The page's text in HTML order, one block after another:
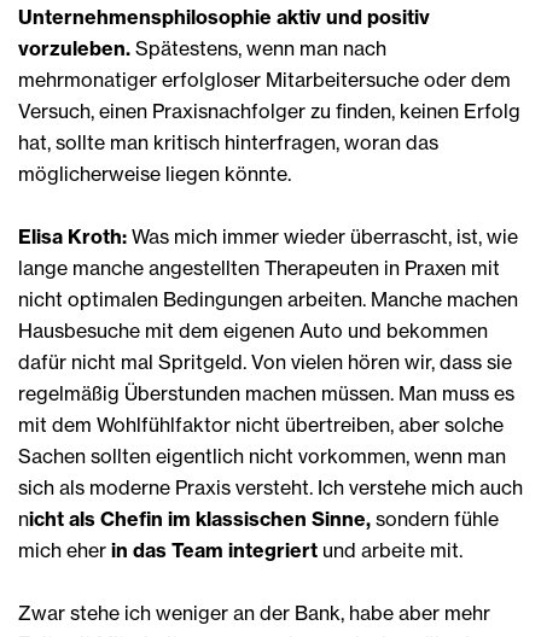
Unternehmensphilosophie aktiv und positiv
vorzuleben. Spätestens, wenn man nach
mehrmonatiger erfolgloser Mitarbeitersuche oder dem
Versuch, einen Praxisnachfolger zu finden, keinen Erfolg
hat, sollte man kritisch hinterfragen, woran das
möglicherweise liegen könnte.
Elisa Kroth: Was mich immer wieder überrascht, ist, wie
lange manche angestellten Therapeuten in Praxen mit
nicht optimalen Bedingungen arbeiten. Manche machen
Hausbesuche mit dem eigenen Auto und bekommen
dafür nicht mal Spritgeld. Von vielen hören wir, dass sie
regelmäßig Überstunden machen müssen. Man muss es
mit dem Wohlfühlfaktor nicht übertreiben, aber solche
Sachen sollten eigentlich nicht vorkommen, wenn man
sich als moderne Praxis versteht. Ich verstehe mich auch
nicht als Chefin im klassischen Sinne, sondern fühle
mich eher in das Team integriert und arbeite mit.
Zwar stehe ich weniger an der Bank, habe aber mehr